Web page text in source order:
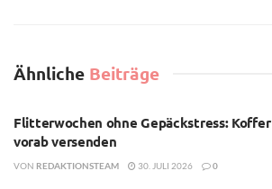
Ähnliche Beiträge
Flitterwochen ohne Gepäckstress: Koffer
vorab versenden
VON REDAKTIONSTEAM 30. JULI 2026 0